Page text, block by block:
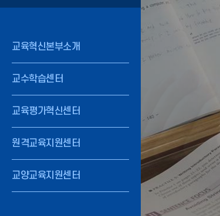
교육혁신본부소개
교수학습센터
교육평가혁신센터
원격교육지원센터
교양교육지원센터